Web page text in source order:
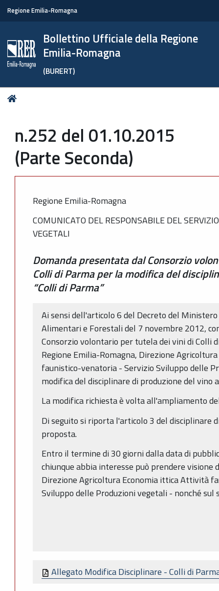
Regione Emilia-Romagna
Bollettino Ufficiale della Regione
Emilia-Romagna
(BURERT)
Tu
n.252 del 01.10.2015
(Parte Seconda)
Regione Emilia-Romagna
COMUNICATO DEL RESPONSABILE DEL
VEGETALI
Domanda presentata dal Consorzio
Colli di Parma per la modifica del
“Colli di Parma”
Ai sensi dell'articolo 6 del Decreto del
Alimentari e Forestali del 7 novembre 2012,
Consorzio volontario per tutela dei vini di Colli
Regione Emilia-Romagna, Direzione
faunistico-venatoria - Servizio Sviluppo delle
modifica del disciplinare di produzione del vino
La modifica richiesta è volta all'ampliamento
Di seguito si riporta l'articolo 3 del disciplinare
proposta.
Entro il termine di 30 giorni dalla data di
chiunque abbia interesse può prendere visione
Direzione Agricoltura Economia ittica Attività
Sviluppo delle Produzioni vegetali - nonché sul
Allegato Modifica Disciplinare - Colli di